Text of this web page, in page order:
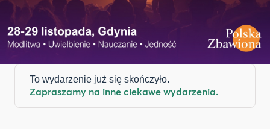
To wydarzenie już się skończyło.
Zapraszamy na inne ciekawe wydarzenia.